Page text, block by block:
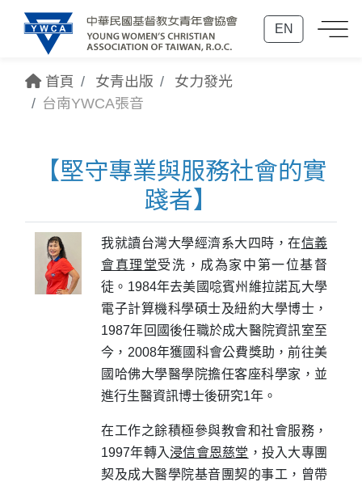
EN
首頁 女青出版
女力發光
台南YWCA張音
【堅守專業與服務社會的實
踐者】
我就讀台灣大學經濟系大四時，在信義
會真理堂受洗，成為家中第一位基督
徒。1984年去美國唸賓州維拉諾瓦大學
電子計算機科學碩士及紐約大學博士，
1987年回國後任職於成大醫院資訊室至
今，2008年獲國科會公費獎助，前往美
國哈佛大學醫學院擔任客座科學家，並
進行生醫資訊博士後研究1年。
在工作之餘積極參與教會和社會服務，
1997年轉入浸信會恩慈堂 ，投入大專團
契及成大醫學院基音團契的事工，曾帶